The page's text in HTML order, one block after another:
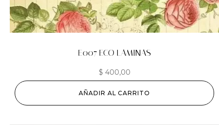
E007 ECO LAMINAS
$ 400,00
AÑADIR AL CARRITO